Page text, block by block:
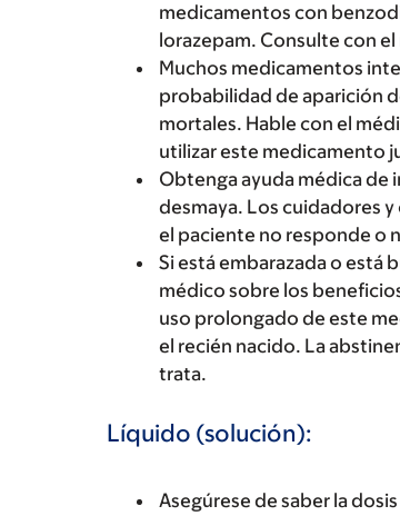
medicamentos con
lorazepam. Consulte con
Muchos medicamentos
probabilidad de aparición
mortales. Hable con el
utilizar este medicamento
Obtenga ayuda médica de
desmaya. Los cuidadores
el paciente no responde o
Si está embarazada o está
médico sobre los
uso prolongado de este
el recién nacido. La
trata.
Líquido (solución):
Asegúrese de saber la